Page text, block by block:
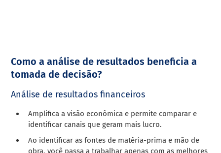
Como a análise de resultados beneficia a
tomada de decisão?
Análise de resultados financeiros
Amplifica a visão econômica e permite comparar e
identificar canais que geram mais lucro.
Ao identificar as fontes de matéria-prima e mão de
obra, você passa a trabalhar apenas com as melhores